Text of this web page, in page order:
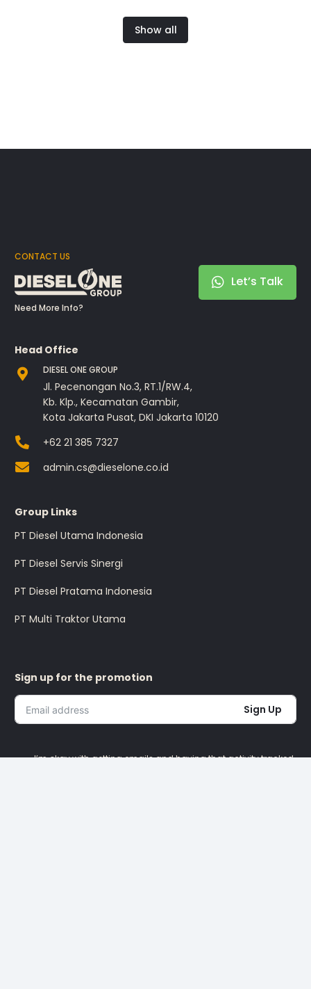
Show all
CONTACT US
Need More Info?
Let’s Talk
Head Office
DIESEL ONE GROUP
Jl. Pecenongan No.3, RT.1/RW.4,
Kb. Klp., Kecamatan Gambir,
Kota Jakarta Pusat, DKI Jakarta 10120
+62 21 385 7327
admin.cs@dieselone.co.id
Group Links
PT Diesel Utama Indonesia
PT Diesel Servis Sinergi
PT Diesel Pratama Indonesia
PT Multi Traktor Utama
Sign up for the promotion
Sign Up
I’m okay with getting emails and having that activity tracked